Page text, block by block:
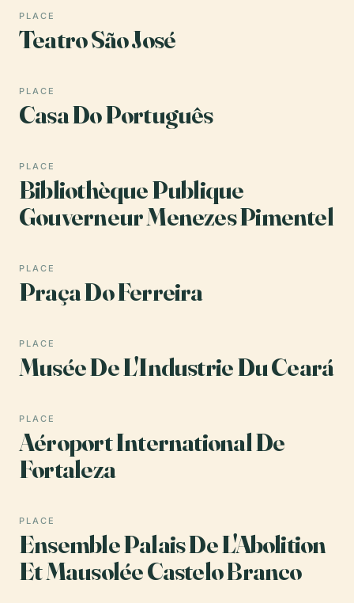
PLACE
Teatro São José
PLACE
Casa Do Português
PLACE
Bibliothèque Publique
Gouverneur Menezes Pimentel
PLACE
Praça Do Ferreira
PLACE
Musée De L'Industrie Du Ceará
PLACE
Aéroport International De
Fortaleza
PLACE
Ensemble Palais De L'Abolition
Et Mausolée Castelo Branco